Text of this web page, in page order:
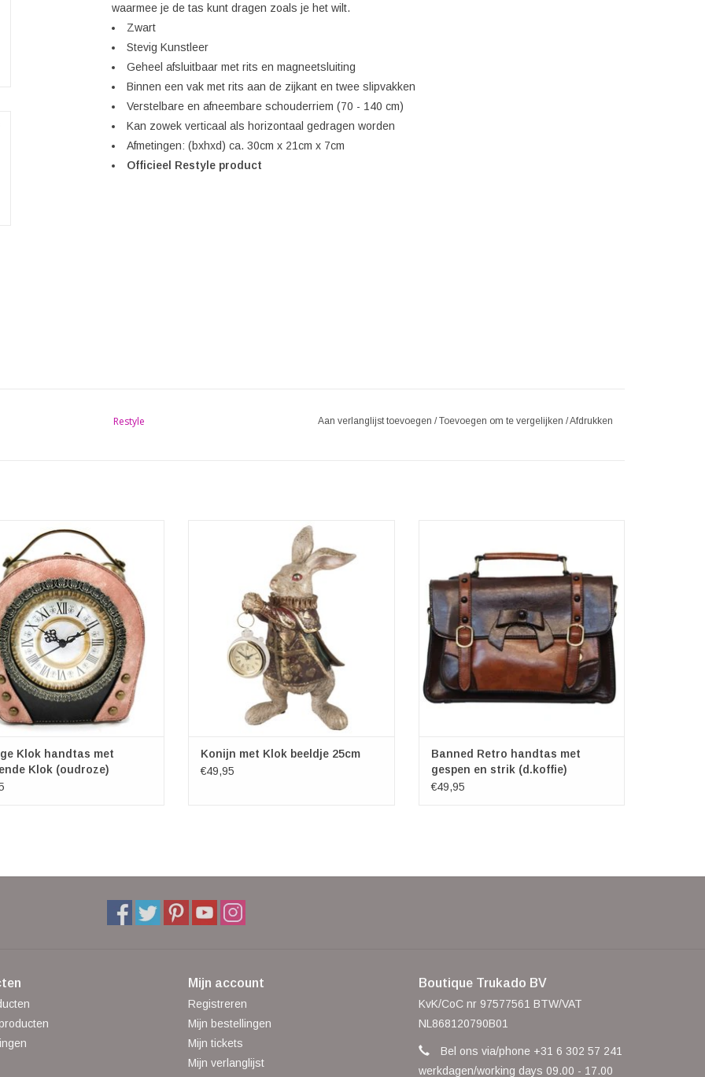
waarmee je de tas kunt dragen zoals je het wilt.
Zwart
Stevig Kunstleer
Geheel afsluitbaar met rits en magneetsluiting
Binnen een vak met rits aan de zijkant en twee slipvakken
Verstelbare en afneembare schouderriem (70 - 140 cm)
Kan zowek verticaal als horizontaal gedragen worden
Afmetingen: (bxhxd) ca. 30cm x 21cm x 7cm
Officieel Restyle product
Restyle Aan verlanglijst toevoegen /Toevoegen om te vergelijken /Afdrukken
Klok handtas met Werkende Klok
(oudroze)
(bxhxd) ca. 20cm x 24cm x
8,0cm
Klok handtas met
Klok (oudroze)
Onwijs mooi en origineel decoratief beeldje
Konijn met klok uit een van de bekendste
magische verhalen Alice in Wonderland.
Deze konijn heeft duidelijk haast, want als
hij te laat komt, wordt er zijn doodvonnis
uitgesproken door de Hartenkoningin.
Daarom
TOEVOEGEN AAN WINKELWAGEN
Konijn met Klok beeldje 25cm
€49,95
koffie tinten, met een speels strik aan de
voorkant. Deze tas past moeiteloos bij
verschillende stijlen - van Lolita tot 50s en
van Alice tot Steampunk!
TOEVOEGEN AAN WINKELWAGEN
Banned Retro handtas met
gespen en strik (d.koffie)
€49,95
Mijn account
Registreren
Mijn bestellingen
Mijn tickets
Mijn verlanglijst
Boutique Trukado BV
KvK/CoC nr 97577561 BTW/VAT
NL868120790B01
Bel ons via/phone +31 6 302 57 241
werkdagen/working days 09.00 - 17.00